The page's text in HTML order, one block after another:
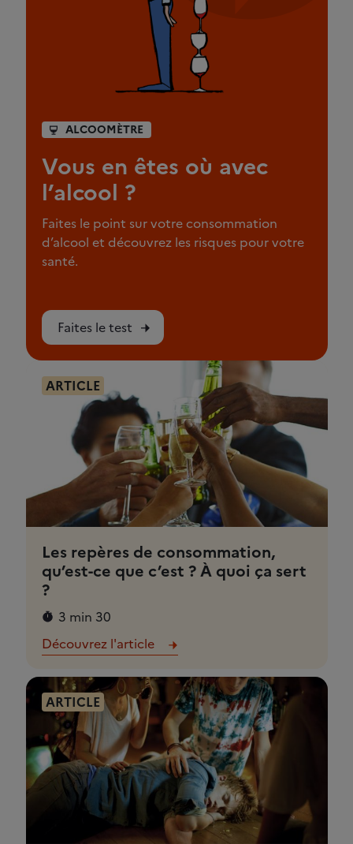
ALCOOMÈTRE
Vous en êtes où avec
l’alcool ?
Faites le point sur votre consommation
d’alcool et découvrez les risques pour votre
santé.
Faites le test
ARTICLE
Les repères de consommation,
qu’est-ce que c’est ? À quoi ça sert
?
3 min 30
Découvrez l'article
ARTICLE